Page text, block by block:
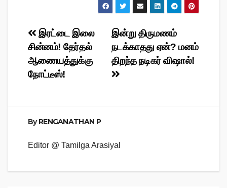
Post
navigation
இன்று திருமணம்
நடக்காதது ஏன்? மனம்
திறந்த நடிகர் விஷால்!
இரட்டை இலை
சின்னம்! தேர்தல்
ஆணையத்துக்கு
நோட்டீஸ்!
ByRENGANATHAN P
Editor @ Tamilga Arasiyal